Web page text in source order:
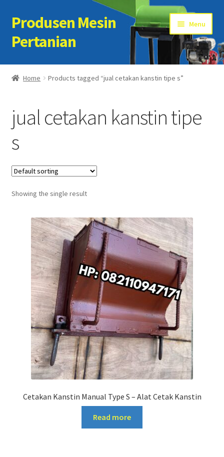
Skip
to
navigation
Skip
to
content
Produsen Mesin
Pertanian
Menu
Home
Cart
Checkout
Kontak Kami
My account
Sample Page
Home Products tagged “jual cetakan kanstin tipe s”
jual cetakan kanstin tipe
s
Showing the single result
Cetakan Kanstin Manual Type S – Alat Cetak Kanstin
Read more